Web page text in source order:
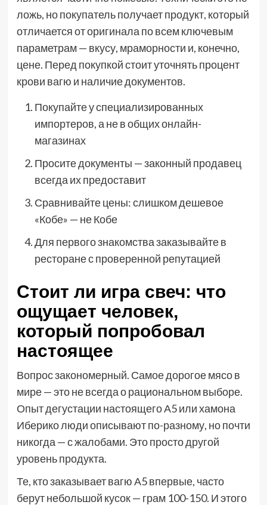
ложь, но покупатель получает продукт, который
отличается от оригинала по всем ключевым
параметрам — вкусу, мраморности и, конечно,
цене. Перед покупкой стоит уточнять процент
крови вагю и наличие документов.
Покупайте у специализированных
импортеров, а не в общих онлайн-
магазинах
Просите документы — законный продавец
всегда их предоставит
Сравнивайте цены: слишком дешевое
«Кобе» — не Кобе
Для первого знакомства заказывайте в
ресторане с проверенной репутацией
Стоит ли игра свеч: что
ощущает человек,
который попробовал
настоящее
Вопрос закономерный. Самое дорогое мясо в
мире — это не всегда о рациональном выборе.
Опыт дегустации настоящего А5 или хамона
Иберико люди описывают по-разному, но почти
никогда — с жалобами. Это просто другой
уровень продукта.
Те, кто заказывает вагю А5 впервые, часто
берут небольшой кусок — грам 100-150. И этого